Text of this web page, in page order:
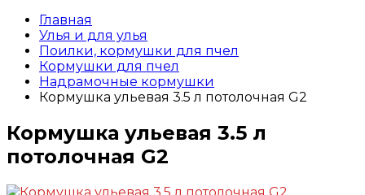
Главная
Улья и для улья
Поилки, кормушки для пчел
Кормушки для пчел
Надрамочные кормушки
Кормушка ульевая 3.5 л потолочная G2
Кормушка ульевая 3.5 л
потолочная G2